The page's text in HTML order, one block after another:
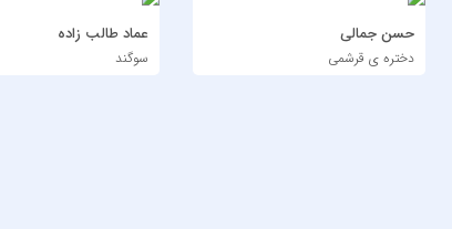
حسن جمالی
دختره ی قرشمی
عماد طالب زاده
سوگند